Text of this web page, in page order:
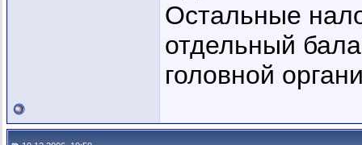
Остальные
отдельный
головной